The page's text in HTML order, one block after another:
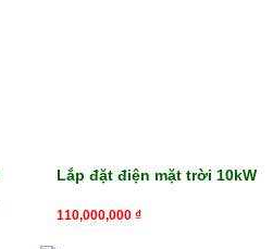
Lắp đặt điện mặt trời 10kW
110,000,000 ₫